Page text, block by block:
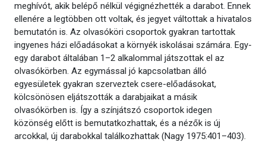
meghívót, akik belépő nélkül végignézhették a darabot. Ennek
ellenére a legtöbben ott voltak, és jegyet váltottak a hivatalos
bemutatón is. Az olvasóköri csoportok gyakran tartottak
ingyenes házi előadásokat a környék iskolásai számára. Egy-
egy darabot általában 1–2 alkalommal játszottak el az
olvasókörben. Az egymással jó kapcsolatban álló
egyesületek gyakran szerveztek csere-előadásokat,
kölcsönösen eljátszották a darabjaikat a másik
olvasókörben is. Így a színjátszó csoportok idegen
közönség előtt is bemutatkozhattak, és a nézők is új
arcokkal, új darabokkal találkozhattak (Nagy 1975:401–403).